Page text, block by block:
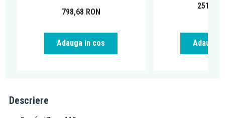
798,68 RON
Adauga in cos
251,99
Adauga
Descriere